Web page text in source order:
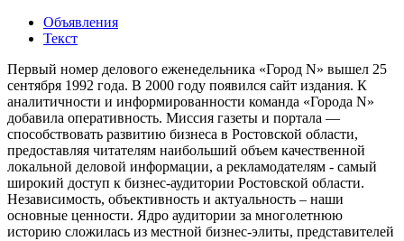
Объявления
Текст
Первый номер делового еженедельника «Город N» вышел 25
сентября 1992 года. В 2000 году появился сайт издания. К
аналитичности и информированности команда «Города N»
добавила оперативность. Миссия газеты и портала —
способствовать развитию бизнеса в Ростовской области,
предоставляя читателям наибольший объем качественной
локальной деловой информации, а рекламодателям - самый
широкий доступ к бизнес-аудитории Ростовской области.
Независимость, объективность и актуальность – наши
основные ценности. Ядро аудитории за многолетнюю
историю сложилась из местной бизнес-элиты, представителей